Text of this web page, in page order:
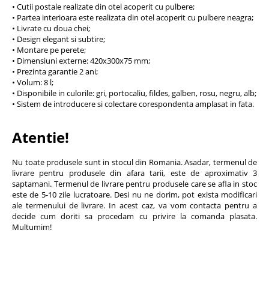
• Cutii postale realizate din otel acoperit cu pulbere;
• Partea interioara este realizata din otel acoperit cu pulbere neagra;
• Livrate cu doua chei;
• Design elegant si subtire;
• Montare pe perete;
• Dimensiuni externe: 420x300x75 mm;
• Prezinta garantie 2 ani;
• Volum: 8 l;
• Disponibile in culorile: gri, portocaliu, fildes, galben, rosu, negru, alb;
• Sistem de introducere si colectare corespondenta amplasat in fata.
Atentie!
Nu toate produsele sunt in stocul din Romania. Asadar, termenul de
livrare pentru produsele din afara tarii, este de aproximativ 3
saptamani. Termenul de livrare pentru produsele care se afla in stoc
este de 5-10 zile lucratoare. Desi nu ne dorim, pot exista modificari
ale termenului de livrare. In acest caz, va vom contacta pentru a
decide cum doriti sa procedam cu privire la comanda plasata.
Multumim!